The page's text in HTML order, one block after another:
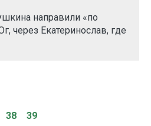
направили «по
через Екатеринослав, где
38 39